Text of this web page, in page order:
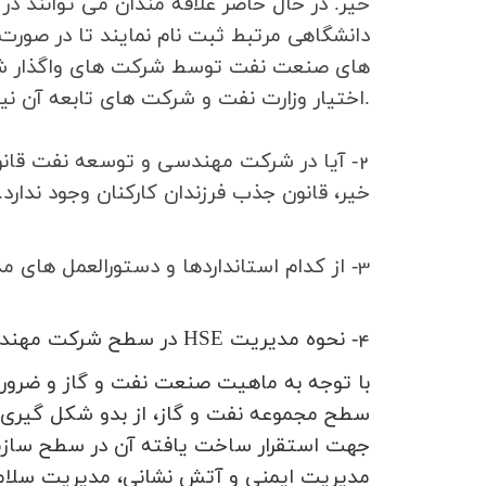
دانشگاهی مرتبط ثبت نام نمایند تا در
های صنعت نفت توسط شرکت های واگذار
اختیار وزارت نفت و شرکت های تابعه آن.
2- آیا در شرکت مهندسي و توسعه نفت قانونی مبنی بر جذب فرزندان کارکنان
خیر، قانون جذب فرزندان كاركنان وجود
3- از كدام استانداردها و دستورالعمل هاي مديريت پروژه در توسعه طرح‌ها استفاده مي شود؟
4- نحوه مديريت HSE در سطح شركت
با توجه به ماهیت صنعت نفت و گاز و
سطح مجموعه نفت و گاز، از بدو شکل
جهت استقرار ساخت یافته آن در سطح
مدیریت ایمنی و آتش نشانی، مدیریت